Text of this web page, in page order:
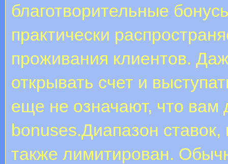
благотворительные
практически
проживания клиентов.
открывать счет и
еще не означают, что вам
bonuses.Диапазон ставок,
также лимитирован.